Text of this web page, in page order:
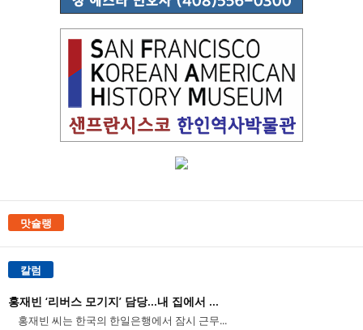
맛슐랭
칼럼
홍재빈 ‘리버스 모기지’ 담당...내 집에서 ...
홍재빈 씨는 한국의 한일은행에서 잠시 근무...